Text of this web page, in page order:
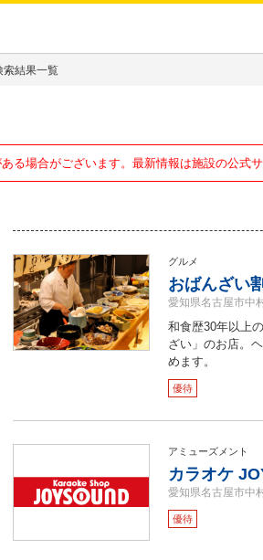
索結果一覧
る場合がございます。最新情報は施設の公式サ
グルメ
おばんざい
愛知県名古屋市中
和食歴30年以上
ざい」のお店。
めます。
優待
アミューズメント
カラオケ
愛知県名古屋市中
優待